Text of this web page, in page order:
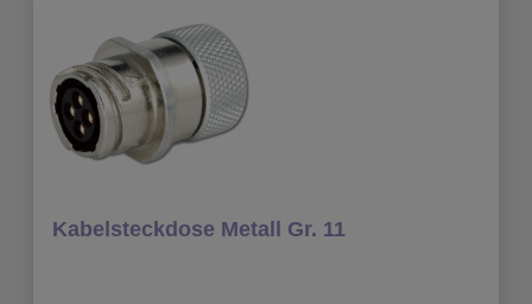
Kabelsteckdose Metall Gr. 11